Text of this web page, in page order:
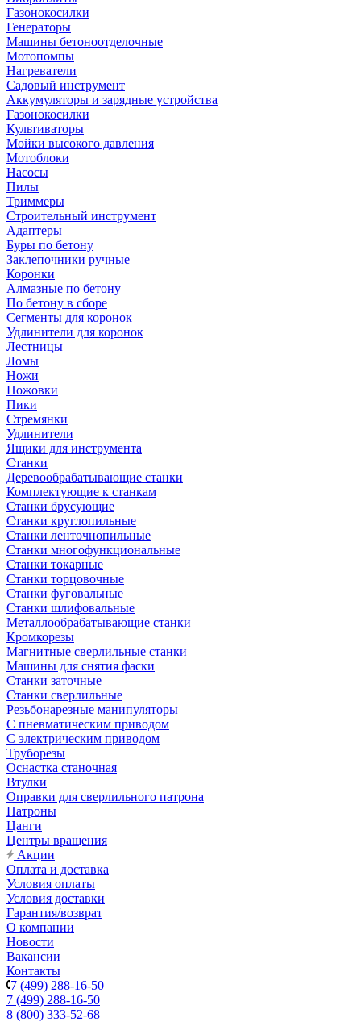
Газонокосилки
Генераторы
Машины бетоноотделочные
Мотопомпы
Нагреватели
Садовый инструмент
Аккумуляторы и зарядные устройства
Газонокосилки
Культиваторы
Мойки высокого давления
Мотоблоки
Насосы
Пилы
Триммеры
Строительный инструмент
Адаптеры
Буры по бетону
Заклепочники ручные
Коронки
Алмазные по бетону
По бетону в сборе
Сегменты для коронок
Удлинители для коронок
Лестницы
Ломы
Ножи
Ножовки
Пики
Стремянки
Удлинители
Ящики для инструмента
Станки
Деревообрабатывающие станки
Комплектующие к станкам
Станки брусующие
Станки круглопильные
Станки ленточнопильные
Станки многофункциональные
Станки токарные
Станки торцовочные
Станки фуговальные
Станки шлифовальные
Металлообрабатывающие станки
Кромкорезы
Магнитные сверлильные станки
Машины для снятия фаски
Станки заточные
Станки сверлильные
Резьбонарезные манипуляторы
С пневматическим приводом
С электрическим приводом
Труборезы
Оснастка станочная
Втулки
Оправки для сверлильного патрона
Патроны
Цанги
Центры вращения
Акции
Оплата и доставка
Условия оплаты
Условия доставки
Гарантия/возврат
О компании
Новости
Вакансии
Контакты
7 (499) 288-16-50
7 (499) 288-16-50
8 (800) 333-52-68